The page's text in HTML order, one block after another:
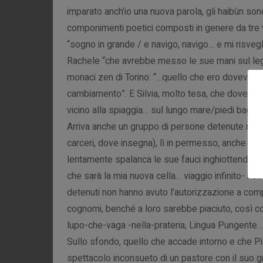
imparato anch’io una nuova parola, gli haibùn
componimenti poetici composti in genere da
“sogno in grande / e navigo, navigo… e mi
Rachele “che avrebbe messo le sue mani sul
monaci zen di Torino: “…quello che ero doveva
cambiamento”. E Silvia, molto tesa, che doveva
vicino alla spiaggia… sul lungo mare/piedi
Arriva anche un gruppo di persone detenute
carceri, dove insegna), lì in permesso, anche
lentamente spalanca le sue fauci
che sarà la mia nuova cella… viaggio infinito-
detenuti non hanno avuto l’autorizzazione a
cognomi, benché a loro sarebbe piaciuto, così
lupo-che-vaga -nella-prateria, Lingua
Sullo sfondo, quello che accade intorno e che
spettacolo inconsueto di un pastore con il suo